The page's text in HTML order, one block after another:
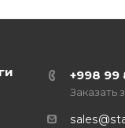
+998 99
Заказать